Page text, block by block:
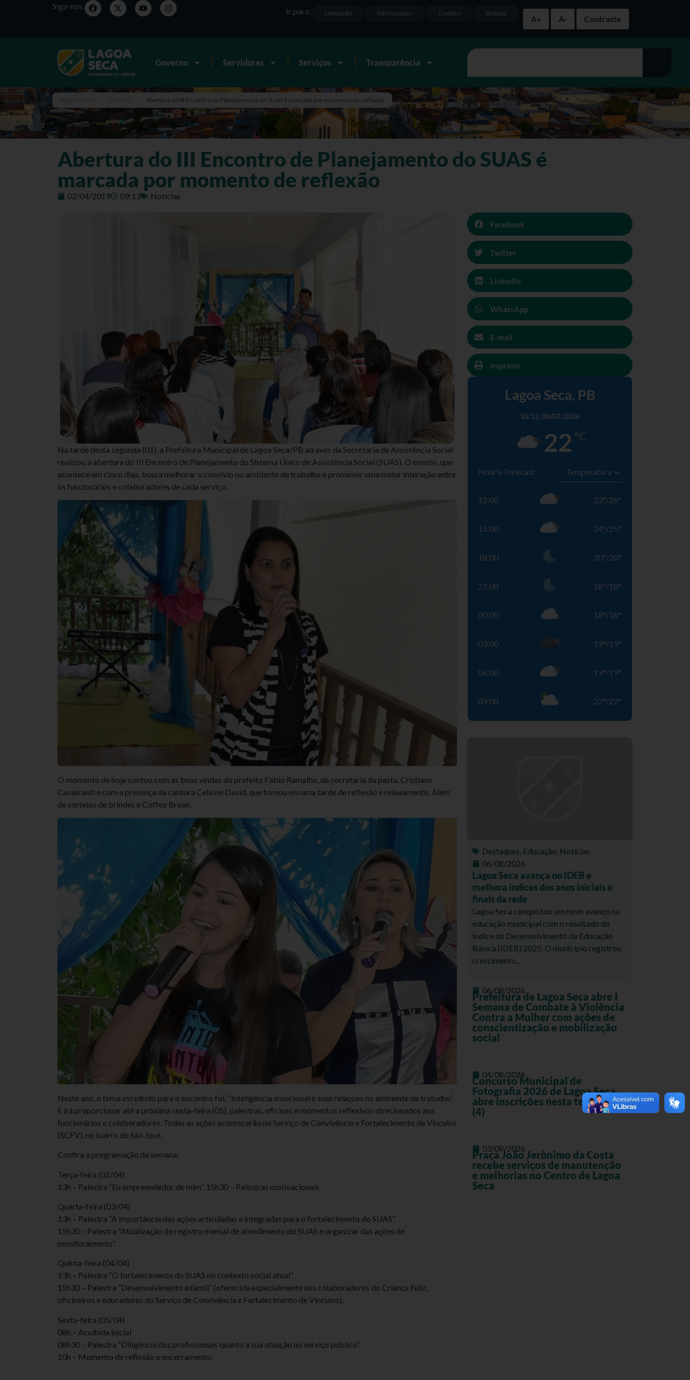
Siga-nos:
A+
A- Contraste
Rodapé
Contato
Informações
Conteúdo
Ir para:
Governo Servidores Serviços Transparência
Abertura do III Encontro de Planejamento do SUAS é marcada por momento de reflexão
Abertura do III Encontro de Planejamento do SUAS é
marcada por momento de reflexão
02/04/2019 09:13 Notícias
Na tarde desta segunda (01), a Prefeitura Municipal de Lagoa Seca/PB através da Secretaria de Assistência Social
realizou a abertura do III Encontro de Planejamento do Sistema Único de Assistência Social (SUAS). O evento, que
acontece em cinco dias, busca melhorar o convívio no ambiente de trabalho e promover uma maior interação entre
os funcionários e colaboradores de cada serviço.
O momento de hoje contou com as boas vindas do prefeito Fábio Ramalho, da secretaria da pasta, Cristiane
Cavalcanti e com a presença da cantora Celione David, que tornou em uma tarde de reflexão e relaxamento. Além
de sorteios de brindes e Coffee Break.
Neste ano, o tema escolhido para o encontro foi: “Inteligência emocional e suas relações no ambiente de trabalho”.
E irá proporcionar até a próxima sexta-feira (05), palestras, oficinas e momentos reflexivos direcionados aos
funcionários e colaboradores. Todas as ações acontecerão no Serviço de Convivência e Fortalecimento de Vínculos
(SCFV), no bairro do São José.
Confira a programação da semana:
Terça-feira (02/04)
13h – Palestra “Eu empreendedor de mim”. 15h30 – Palestras motivacionais.
Quarta-feira (03/04)
13h – Palestra “A importância das ações articuladas e integradas para o fortalecimento do SUAS”.
15h30 – Palestra “Atualização do registro mensal de atendimento do SUAS e organizar das ações de
monitoramento”.
Quinta-feira (04/04)
13h – Palestra “O fortalecimento do SUAS no contexto social atual”.
15h30 – Palestra “Desenvolvimento infantil” (oferecida especialmente aos colaboradores do Criança Feliz,
oficineiros e educadores do Serviço de Convivência e Fortalecimento de Vínculos).
Sexta-feira (05/04)
08h – Acolhida inicial
08h30 – Palestra “Diligência dos profissionais quanto a sua atuação no serviço público”.
10h – Momento de reflexão e encerramento.
Facebook
Twitter
LinkedIn
WhatsApp
E-mail
Imprimir
Lagoa Seca, PB
10:12, 08/07/2026
22 °C
Hourly Forecast
12:00 23°/26°
15:00 24°/25°
18:00 20°/20°
21:00 18°/18°
00:00 18°/18°
03:00 19°/19°
06:00 19°/19°
09:00 22°/22°
Destaques, Educação, Notícias
06/08/2026
Lagoa Seca avança no IDEB e
melhora índices dos anos iniciais e
finais da rede
Lagoa Seca conquistou um novo avanço na
educação municipal com o resultado do
Índice de Desenvolvimento da Educação
Básica (IDEB) 2025. O município registrou
crescimento...
06/08/2026
Prefeitura de Lagoa Seca abre I
Semana de Combate à Violência
Contra a Mulher com ações de
conscientização e mobilização
social
04/08/2026
Concurso Municipal de
Fotografia 2026 de Lagoa Seca
abre inscrições nesta terça-feira
(4)
03/08/2026
Praça João Jerônimo da Costa
recebe serviços de manutenção
e melhorias no Centro de Lagoa
Seca